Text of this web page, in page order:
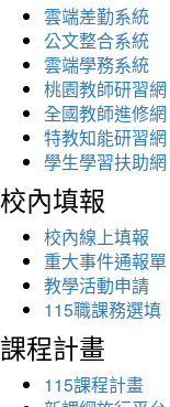
雲端差勤系統
公文整合系統
雲端學務系統
桃園教師研習網
全國教師進修網
特教知能研習網
學生學習扶助網
校內填報
校內線上填報
重大事件通報單
教學活動申請
115職課務選填
課程計畫
115課程計畫